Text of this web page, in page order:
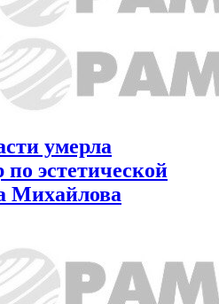
умерла
эстетической
Михайлова